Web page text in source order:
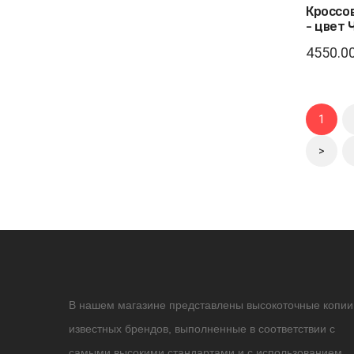
- цвет
1
>
В нашем магазине представлены высокоточные копии
известных брендов, выполненные в соответствии с